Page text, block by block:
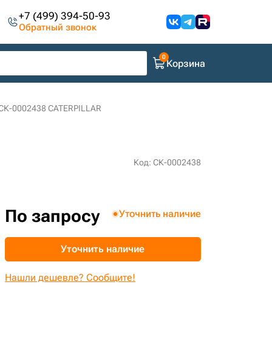
+7 (499) 394-50-93
Обратный звонок
Корзина
0002438 CATERPILLAR
Код: СК-0002438
По запросу Уточнить наличие
Уточнить наличие
Нашли дешевле? Сообщите!